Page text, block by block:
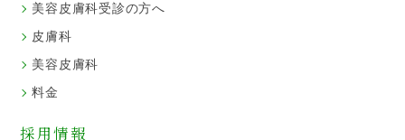
美容皮膚科受診の方へ
皮膚科
美容皮膚科
料金
採用情報